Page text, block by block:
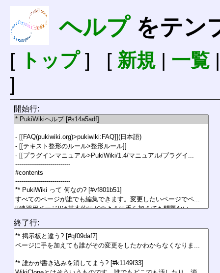
ヘルプをテン
[ トップ] [ 新規| 一覧
]
開始行:
終了行: